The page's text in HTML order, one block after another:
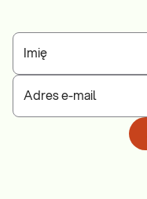
Imię
Adres e-mail